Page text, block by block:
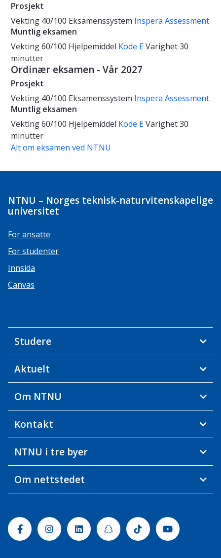
Prosjekt
Vekting 40/100 Eksamenssystem Inspera Assessment
Muntlig eksamen
Vekting60/100 Hjelpemiddel Kode EVarighet30
minutter
Ordinær eksamen - Vår 2027
Prosjekt
Vekting 40/100 Eksamenssystem Inspera Assessment
Muntlig eksamen
Vekting60/100 Hjelpemiddel Kode EVarighet30
minutter
Alt om eksamen ved NTNU
NTNU – Norges teknisk-naturvitenskapelige
universitet
For ansatte
For studenter
Innsida
Canvas
Studere
Aktuelt
Om NTNU
Kontakt
NTNU i tre byer
Om nettstedet
FacebookInstagramLinkedinSnapchatTiktok Youtube